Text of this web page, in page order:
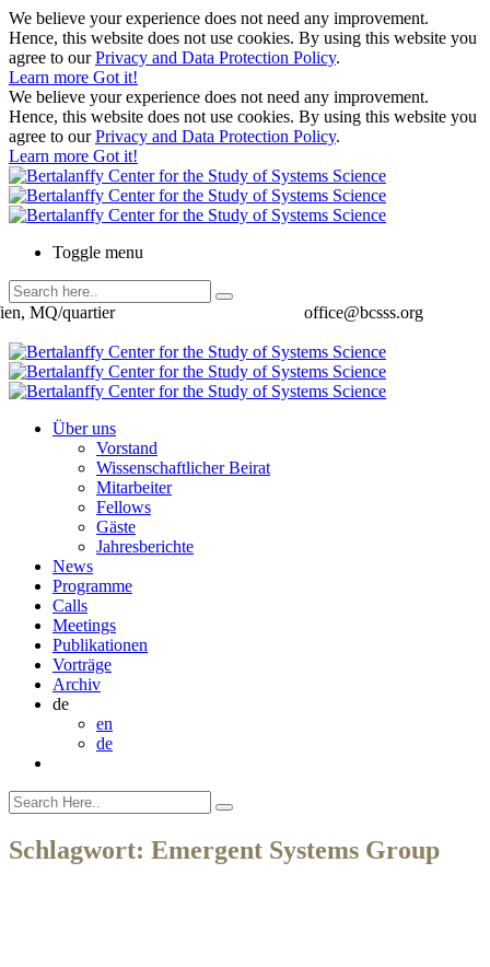
We believe your experience does not need any improvement.
Hence, this website does not use cookies. By using this website you
agree to ourPrivacy and Data Protection Policy.
Learn more Got it!
We believe your experience does not need any improvement.
Hence, this website does not use cookies. By using this website you
agree to ourPrivacy and Data Protection Policy.
Learn more Got it!
Toggle menu
office@bcsss.org
MQ/quartier
Über uns
Vorstand
Wissenschaftlicher Beirat
Mitarbeiter
Fellows
Gäste
Jahresberichte
News
Programme
Calls
Meetings
Publikationen
Vorträge
Archiv
de
en
de
Schlagwort: Emergent Systems Group